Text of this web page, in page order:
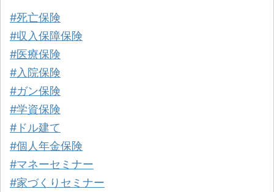
#死亡保険
#収入保障保険
#医療保険
#入院保険
#ガン保険
#学資保険
#ドル建て
#個人年金保険
#マネーセミナー
#家づくりセミナー